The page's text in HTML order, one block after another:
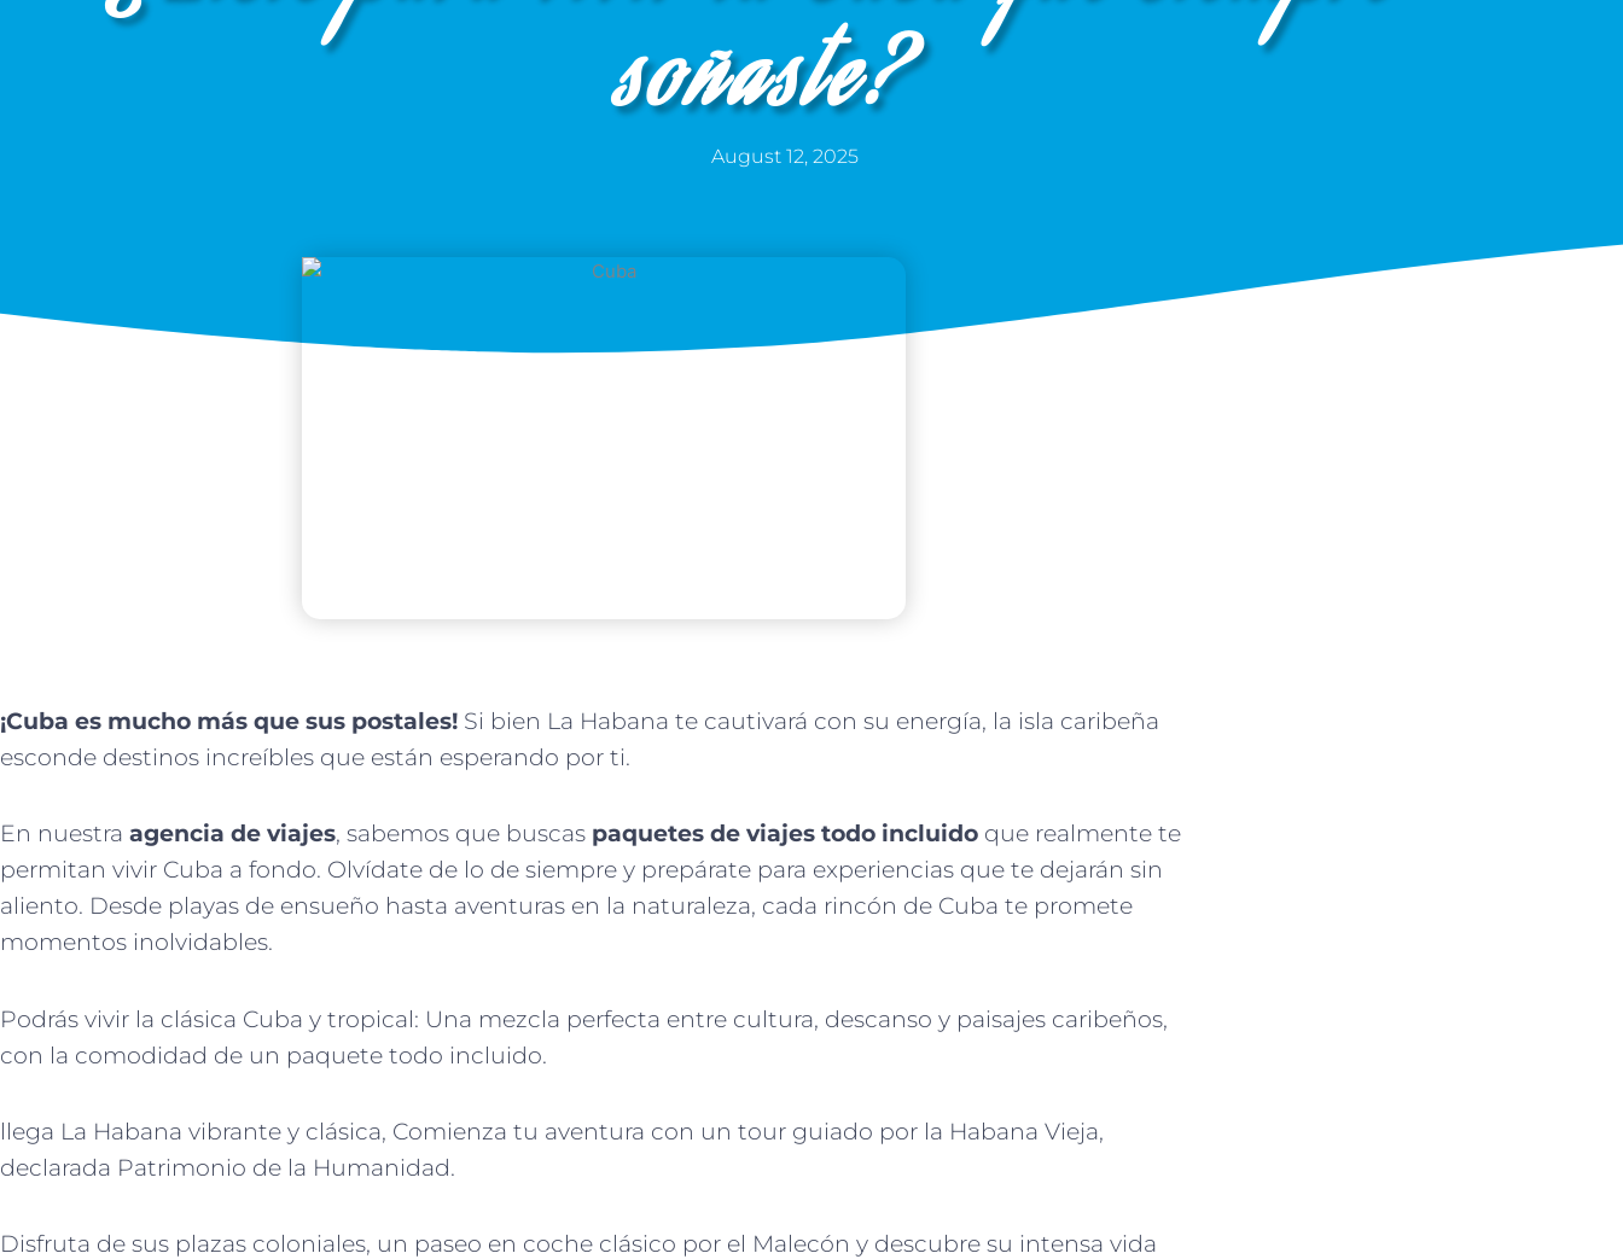
soñaste?
August 12, 2025
¡Cuba es mucho más que sus postales! Si bien La Habana te cautivará con su energía, la isla caribeña
esconde destinos increíbles que están esperando por ti.
En nuestra agencia de viajes, sabemos que buscas paquetes de viajes todo incluido que realmente te
permitan vivir Cuba a fondo. Olvídate de lo de siempre y prepárate para experiencias que te dejarán sin
aliento. Desde playas de ensueño hasta aventuras en la naturaleza, cada rincón de Cuba te promete
momentos inolvidables.
Podrás vivir la clásica Cuba y tropical: Una mezcla perfecta entre cultura, descanso y paisajes caribeños,
con la comodidad de un paquete todo incluido.
llega La Habana vibrante y clásica, Comienza tu aventura con un tour guiado por la Habana Vieja,
declarada Patrimonio de la Humanidad.
Disfruta de sus plazas coloniales, un paseo en coche clásico por el Malecón y descubre su intensa vida